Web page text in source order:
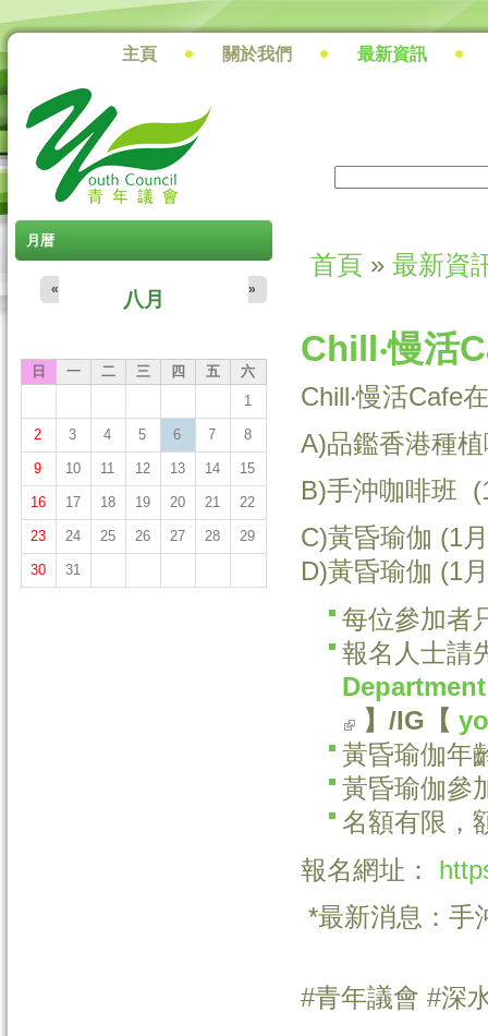
搜尋
主頁 關於我們 最新資訊
月暦
八月
« »
日 一 二 三 四 五
六
1
2 3 4 5 6 7 8
9 10 11 12 13 14 15
16 17 18 19 20 21 22
23 24 25 26 27 28 29
30 31
您在這裡
首頁 »最新資
Chill‧慢活
Chill‧慢活Cafe
A)品鑑香港種
B)手沖咖啡班
C)黃昏瑜伽 (1
D)黃昏瑜伽 (1
每位參加者
報名人士請
Department
(link is external)
】 /IG 【
黃昏瑜伽年
黃昏瑜伽參
名額有限，
報名網址：
*最新消息：手
#青年議會 #深